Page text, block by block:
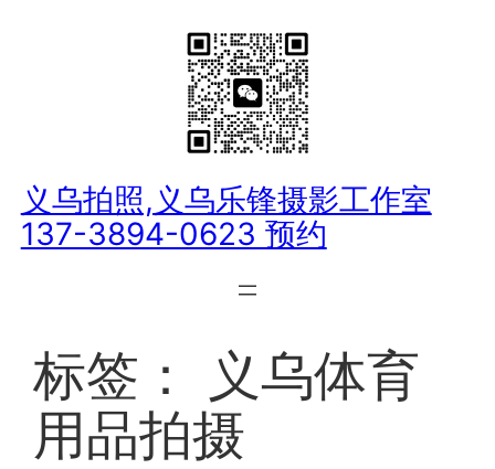
义乌拍照,义乌乐锋摄影工作室
137-3894-0623 预约
标签：
义乌体育
用品拍摄